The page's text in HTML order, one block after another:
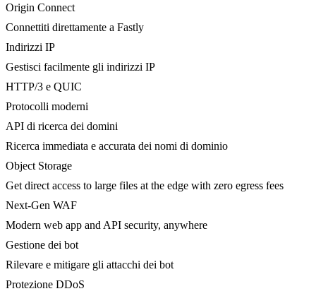
Origin Connect
Connettiti direttamente a Fastly
Indirizzi IP
Gestisci facilmente gli indirizzi IP
HTTP/3 e QUIC
Protocolli moderni
API di ricerca dei domini
Ricerca immediata e accurata dei nomi di dominio
Object Storage
Get direct access to large files at the edge with zero egress fees
Next-Gen WAF
Modern web app and API security, anywhere
Gestione dei bot
Rilevare e mitigare gli attacchi dei bot
Protezione DDoS